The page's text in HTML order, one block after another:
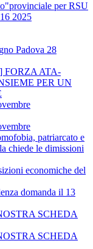
per RSU
2025
Padova 28
FORZA ATA-
PER UN
patriarcato e
chiede le dimissioni
economiche del
domanda il 13
SCHEDA
SCHEDA